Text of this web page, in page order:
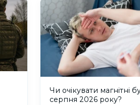
Чи очікувати магнітні
серпня 2026 року?